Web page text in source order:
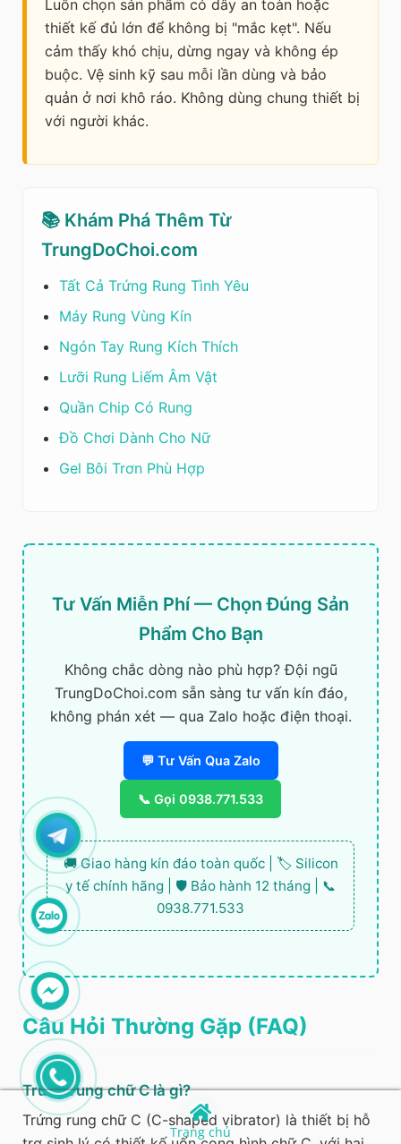
Luôn chọn sản phẩm có dây an toàn hoặc
thiết kế đủ lớn để không bị "mắc kẹt". Nếu
cảm thấy khó chịu, dừng ngay và không ép
buộc. Vệ sinh kỹ sau mỗi lần dùng và bảo
quản ở nơi khô ráo. Không dùng chung thiết bị
với người khác.
📚 Khám Phá Thêm Từ
TrungDoChoi.com
Tất Cả Trứng Rung Tình Yêu
Máy Rung Vùng Kín
Ngón Tay Rung Kích Thích
Lưỡi Rung Liếm Âm Vật
Quần Chip Có Rung
Đồ Chơi Dành Cho Nữ
Gel Bôi Trơn Phù Hợp
Tư Vấn Miễn Phí — Chọn Đúng Sản
Phẩm Cho Bạn
Không chắc dòng nào phù hợp? Đội ngũ
TrungDoChoi.com sẵn sàng tư vấn kín đáo,
không phán xét — qua Zalo hoặc điện thoại.
💬 Tư Vấn Qua Zalo
📞 Gọi 0938.771.533
🚚 Giao hàng kín đáo toàn quốc | 🏷️ Silicon
y tế chính hãng | 🛡️ Bảo hành 12 tháng | 📞
0938.771.533
Câu Hỏi Thường Gặp (FAQ)
Trứng rung chữ C là gì?
Trứng rung chữ C (C-shaped vibrator) là thiết bị hỗ
Trang chủ